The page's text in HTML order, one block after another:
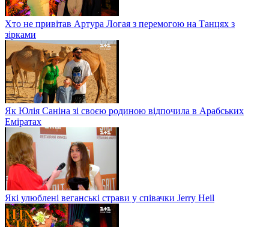
Хто не привітав Артура Логая з перемогою на Танцях з
зірками
Як Юлія Саніна зі своєю родиною відпочила в Арабських
Еміратах
Які улюблені веганські страви у співачки Jerry Heil